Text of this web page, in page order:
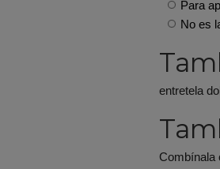
Para
No es
entretela
Combínala